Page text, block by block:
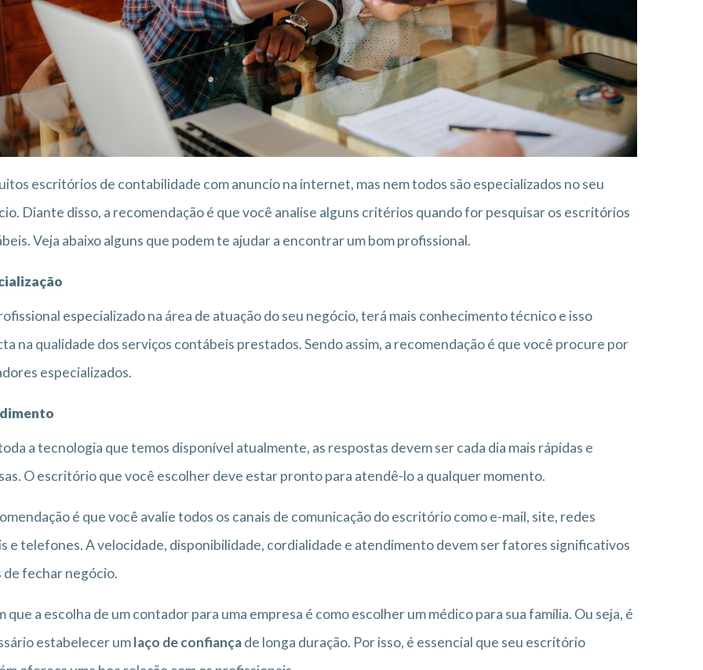
escritórios de contabilidade com anuncio na internet, mas nem todos são especializados no seu
Diante disso, a recomendação é que você analise alguns critérios quando for pesquisar os escritórios
Veja abaixo alguns que podem te ajudar a encontrar um bom profissional.
especializado na área de atuação do seu negócio, terá mais conhecimento técnico e isso
na qualidade dos serviços contábeis prestados. Sendo assim, a recomendação é que você procure por
especializados.
a tecnologia que temos disponível atualmente, as respostas devem ser cada dia mais rápidas e
O escritório que você escolher deve estar pronto para atendê-lo a qualquer momento.
é que você avalie todos os canais de comunicação do escritório como e-mail, site, redes
e telefones. A velocidade, disponibilidade, cordialidade e atendimento devem ser fatores significativos
de fechar negócio.
que a escolha de um contador para uma empresa é como escolher um médico para sua família. Ou seja, é
estabelecer umlaço de confiançade longa duração. Por isso, é essencial que seu escritório